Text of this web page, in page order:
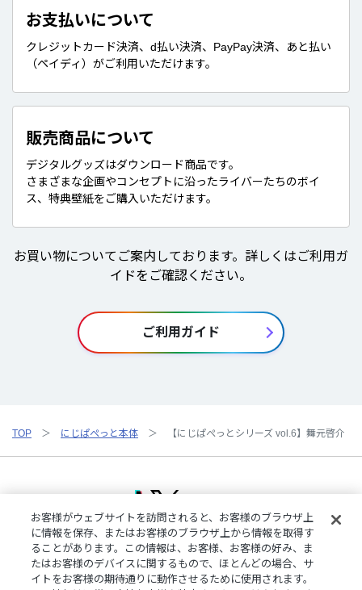
お支払いについて
クレジットカード決済、d払い決済、PayPay決済、あと払い
（ペイディ）がご利用いただけます。
販売商品について
デジタルグッズはダウンロード商品です。
さまざまな企画やコンセプトに沿ったライバーたちのボイ
ス、特典壁紙をご購入いただけます。
お買い物についてご案内しております。詳しくはご利用ガ
イドをご確認ください。
ご利用ガイド
TOP にじぱぺっと本体 【にじぱぺっとシリーズ vol.6】舞元啓介
ご利用規約プライバシーポリシー
特定商取引法に基づく表記
ご利用ガイドよくある質問お問い合わせにじさんじ公式サイト
お客様がウェブサイトを訪問されると、お客様のブラウザ上
に情報を保存、またはお客様のブラウザ上から情報を取得す
ることがあります。この情報は、お客様、お客様の好み、ま
たはお客様のデバイスに関するもので、ほとんどの場合、サ
イトをお客様の期待通りに動作させるために使用されます。